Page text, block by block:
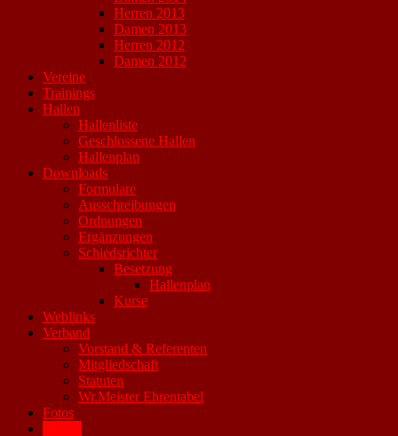
Herren 2013
Damen 2013
Herren 2012
Damen 2012
Vereine
Trainings
Hallen
Hallenliste
Geschlossene Hallen
Hallenplan
Downloads
Formulare
Ausschreibungen
Ordnungen
Ergänzungen
Schiedsrichter
Besetzung
Hallenplan
Kurse
Weblinks
Verband
Vorstand & Referenten
Mitgliedschaft
Statuten
Wr.Meister Ehrentabel
Fotos